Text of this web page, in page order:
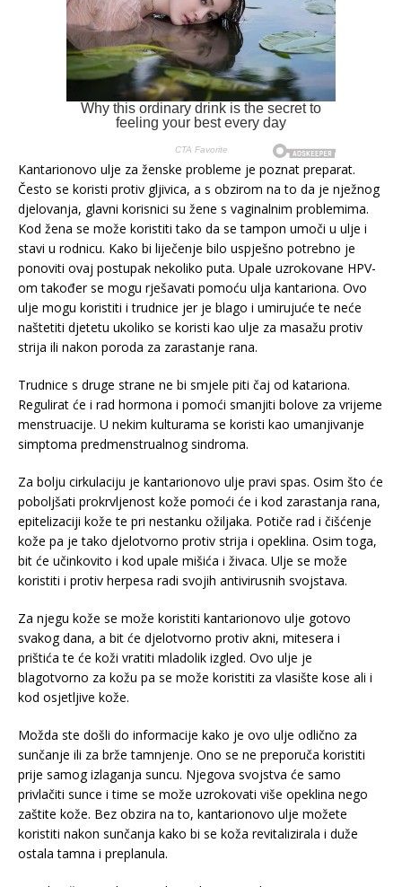
Kantarionovo ulje za ženske probleme je poznat preparat.
Često se koristi protiv gljivica, a s obzirom na to da je nježnog
djelovanja, glavni korisnici su žene s vaginalnim problemima.
Kod žena se može koristiti tako da se tampon umoči u ulje i
stavi u rodnicu. Kako bi liječenje bilo uspješno potrebno je
ponoviti ovaj postupak nekoliko puta. Upale uzrokovane HPV-
om također se mogu rješavati pomoću ulja kantariona. Ovo
ulje mogu koristiti i trudnice jer je blago i umirujuće te neće
naštetiti djetetu ukoliko se koristi kao ulje za masažu protiv
strija ili nakon poroda za zarastanje rana.
Trudnice s druge strane ne bi smjele piti čaj od katariona.
Regulirat će i rad hormona i pomoći smanjiti bolove za vrijeme
menstruacije. U nekim kulturama se koristi kao umanjivanje
simptoma predmenstrualnog sindroma.
Za bolju cirkulaciju je kantarionovo ulje pravi spas. Osim što će
poboljšati prokrvljenost kože pomoći će i kod zarastanja rana,
epitelizaciji kože te pri nestanku ožiljaka. Potiče rad i čišćenje
kože pa je tako djelotvorno protiv strija i opeklina. Osim toga,
bit će učinkovito i kod upale mišića i živaca. Ulje se može
koristiti i protiv herpesa radi svojih antivirusnih svojstava.
Za njegu kože se može koristiti kantarionovo ulje gotovo
svakog dana, a bit će djelotvorno protiv akni, mitesera i
prištića te će koži vratiti mladolik izgled. Ovo ulje je
blagotvorno za kožu pa se može koristiti za vlasište kose ali i
kod osjetljive kože.
Možda ste došli do informacije kako je ovo ulje odlično za
sunčanje ili za brže tamnjenje. Ono se ne preporuča koristiti
prije samog izlaganja suncu. Njegova svojstva će samo
privlačiti sunce i time se može uzrokovati više opeklina nego
zaštite kože. Bez obzira na to, kantarionovo ulje možete
koristiti nakon sunčanja kako bi se koža revitalizirala i duže
ostala tamna i preplanula.